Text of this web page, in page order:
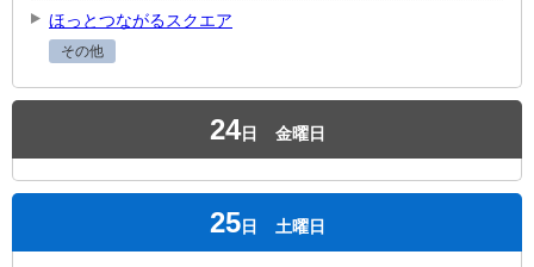
ほっとつながるスクエア
その他
24日 金曜日
25日 土曜日